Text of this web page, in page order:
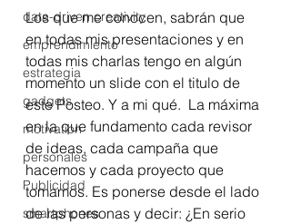
data-driven creativity
emprendimiento
estrategia
gadgets
motivation
personales
Publicidad
smartphones
Los que me conocen, sabrán que
en todas mis presentaciones y en
todas mis charlas tengo en algún
momento un slide con el titulo de
este Posteo. Y a mi qué.  La máxima
en la que fundamento cada revisor
de ideas, cada campaña que
hacemos y cada proyecto que
tomamos. Es ponerse desde el lado
de las personas y decir: ¿En serio